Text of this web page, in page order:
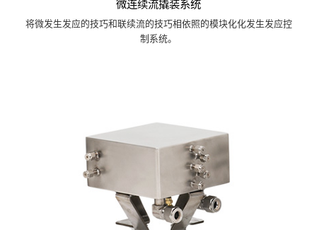
微连续流撬装系统
将微发生发应的技巧和联续流的技巧相依照的模块化化发生发应控
制系统。